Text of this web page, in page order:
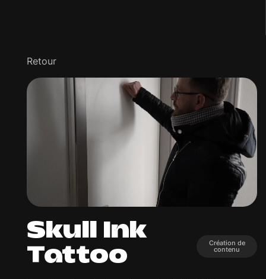
Retour
Skull Ink
Tattoo
Création de
contenu